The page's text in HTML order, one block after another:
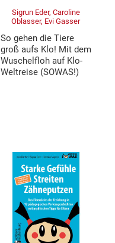
Sigrun Eder, Caroline
Oblasser, Evi Gasser
So gehen die Tiere
groß aufs Klo! Mit dem
Wuschelfloh auf Klo-
Weltreise (SOWAS!)